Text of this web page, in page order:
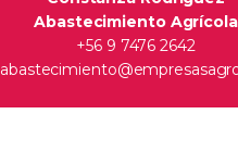
Abastecimiento Agrícola
+56 9 7476 2642